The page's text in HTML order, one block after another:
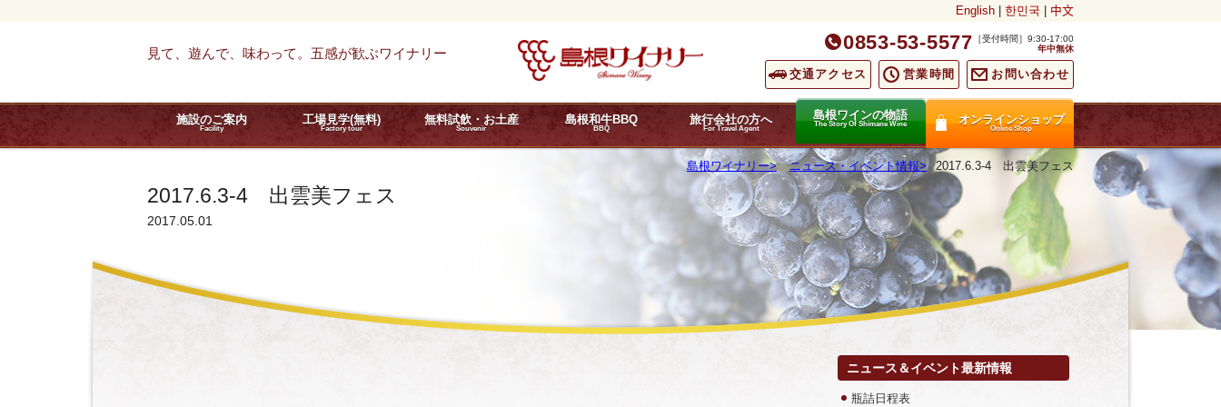
English 한민국 中文
見て、遊んで、味わって。五感が歓ぶワイナリー
［受付時間］9:30-17:00
年中無休
0853-53-5577
交通アクセス お問い合わせ
営業時間
施設のご案内
Facility
工場見学(無料)
Factory tour
無料試飲・お土産
Souvenir
島根和牛BBQ
BBQ
旅行会社の方へ
For Travel Agent
島根ワインの物語
The Story Of Shimane Wine オンラインショップ
Online Shop
島根ワイナリー ニュース・イベント情報 2017.6.3-4 出雲美フェス
2017.6.3-4 出雲美フェス
2017.05.01
ニュース＆イベント最新情報
瓶詰日程表